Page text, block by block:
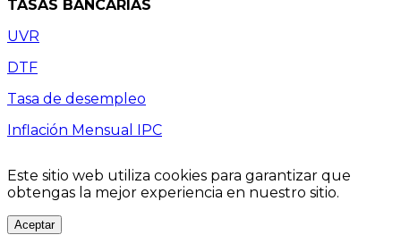
TASAS BANCARIAS
UVR
DTF
Tasa de desempleo
Inflación Mensual IPC
Este sitio web utiliza cookies para garantizar que
obtengas la mejor experiencia en nuestro sitio.
Aceptar